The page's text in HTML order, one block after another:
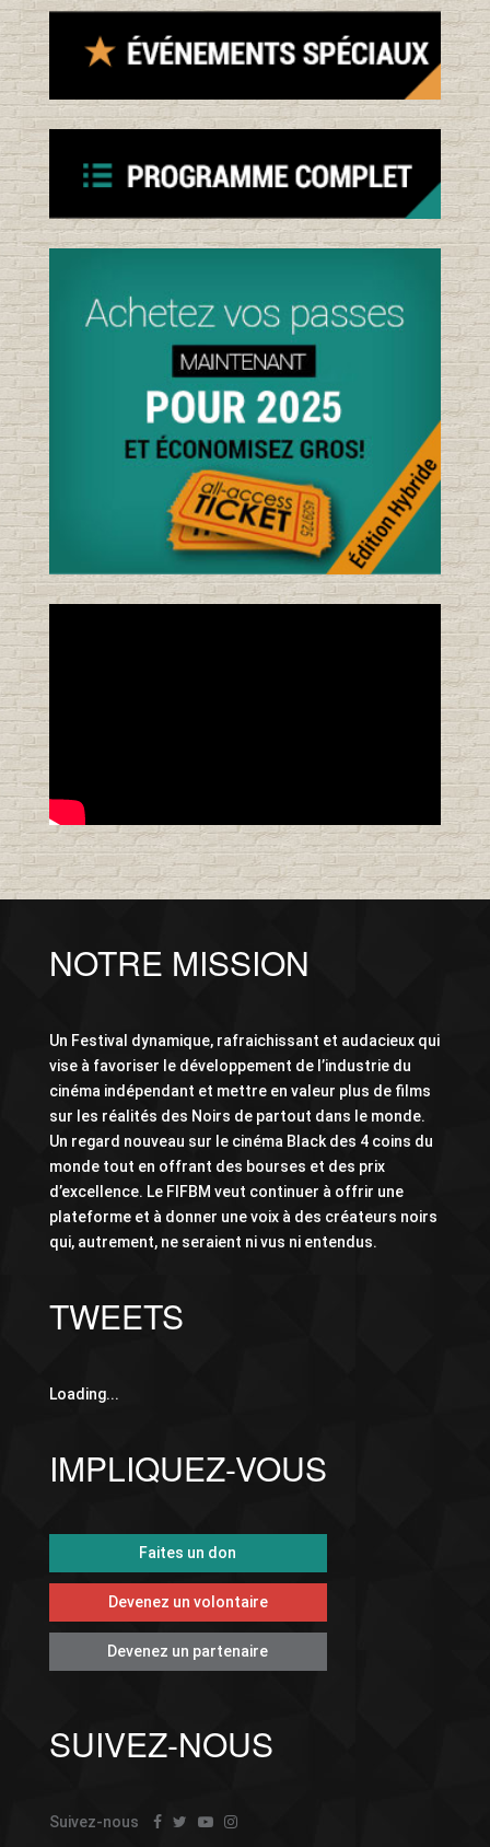
NOTRE MISSION
Un Festival dynamique, rafraichissant et audacieux qui
vise à favoriser le développement de l’industrie du
cinéma indépendant et mettre en valeur plus de films
sur les réalités des Noirs de partout dans le monde.
Un regard nouveau sur le cinéma Black des 4 coins du
monde tout en offrant des bourses et des prix
d’excellence. Le FIFBM veut continuer à offrir une
plateforme et à donner une voix à des créateurs noirs
qui, autrement, ne seraient ni vus ni entendus.
TWEETS
Loading...
IMPLIQUEZ-VOUS
Faites un don
Devenez un volontaire
Devenez un partenaire
SUIVEZ-NOUS
Suivez-nous